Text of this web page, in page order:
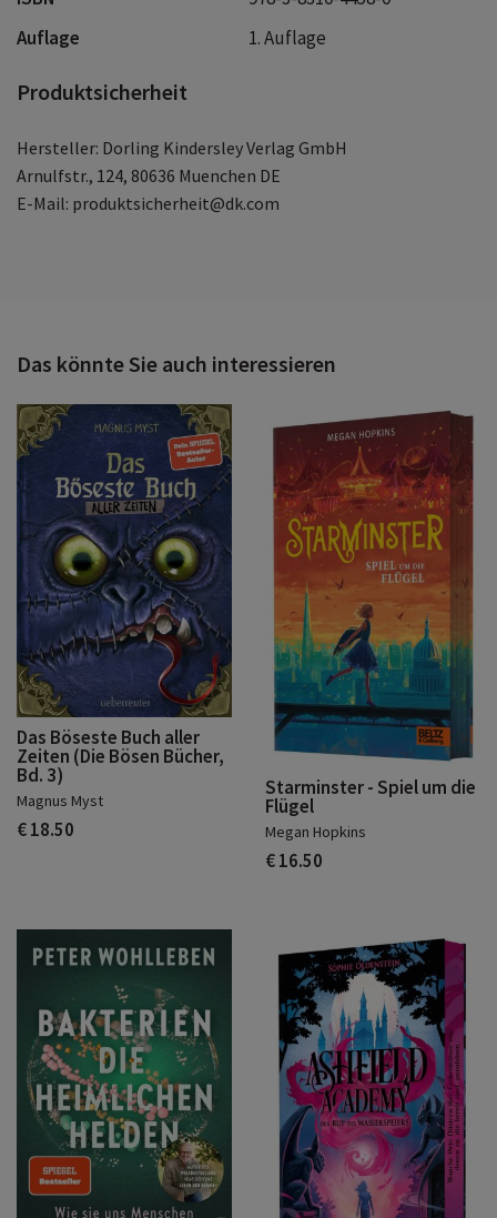
Auflage
1. Auflage
Produktsicherheit
Hersteller: Dorling Kindersley Verlag GmbH
Arnulfstr., 124, 80636 Muenchen DE
E-Mail: produktsicherheit@dk.com
Das könnte Sie auch interessieren
Das Böseste Buch aller
Zeiten (Die Bösen Bücher,
Bd. 3)
Magnus Myst
€ 18.50
Starminster - Spiel um die
Flügel
Megan Hopkins
€ 16.50